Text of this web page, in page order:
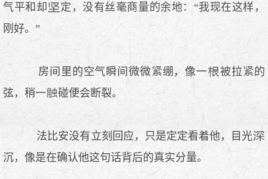
气平和却
定，没有丝毫商量的余地：“我现在这样，
刚好。”
房间里的空气瞬间微微 绷，像一 被拉
的
弦，稍一
碰便会断裂。
法比安没有立刻回应，只是定定看着他，目光
沉，像是在确认他这句话背后的真实分量。